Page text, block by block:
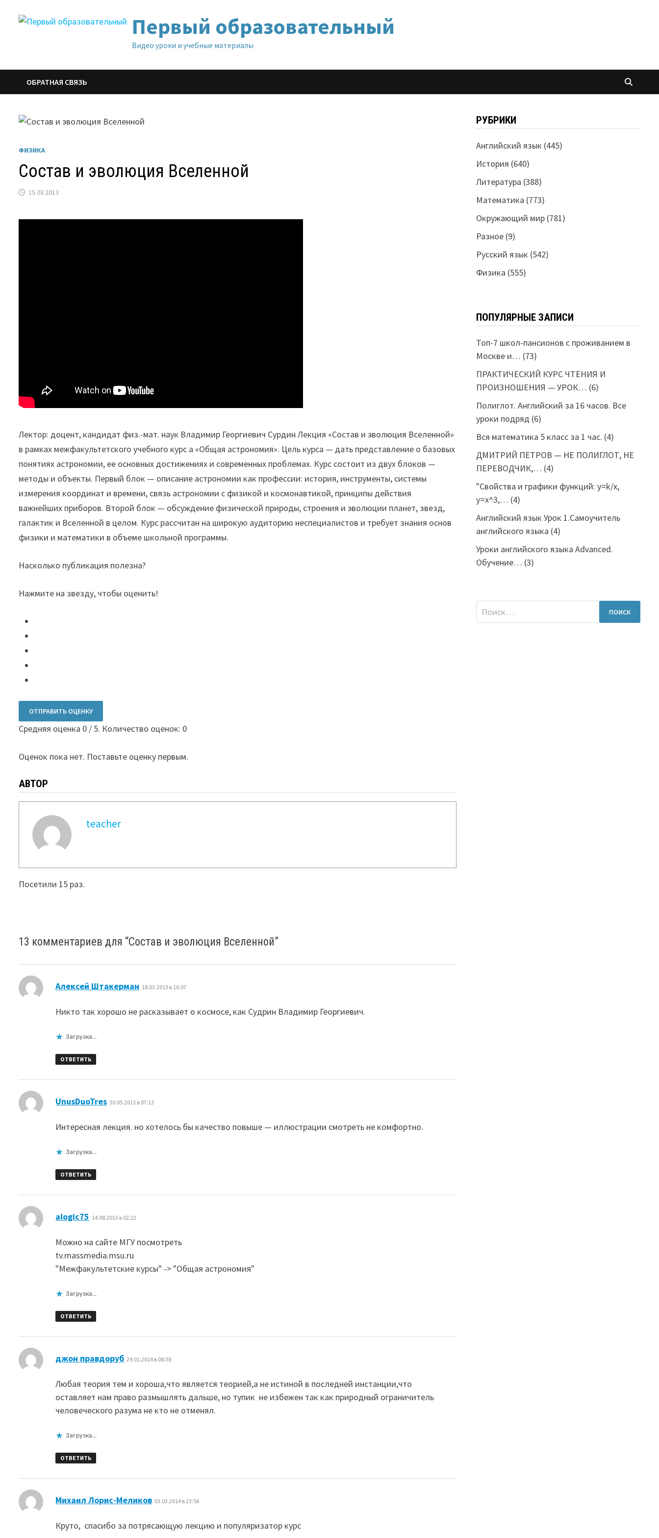
Первый образовательный
Видео уроки и учебные материалы
ОБРАТНАЯ СВЯЗЬ
ФИЗИКА
Состав и эволюция Вселенной
15.03.2013
Лектор: доцент, кандидат физ.-мат. наук Владимир Георгиевич Сурдин Лекция «Состав и эволюция Вселенной»
в рамках межфакультетского учебного курс а «Общая астрономия». Цель курса — дать представление о базовых
понятиях астрономии, ее основных достижениях и современных проблемах. Курс состоит из двух блоков —
методы и объекты. Первый блок — описание астрономии как профессии: история, инструменты, системы
измерения координат и времени, связь астрономии с физикой и космонавтикой, принципы действия
важнейших приборов. Второй блок — обсуждение физической природы, строения и эволюции планет, звезд,
галактик и Вселенной в целом. Курс рассчитан на широкую аудиторию неспециалистов и требует знания основ
физики и математики в объеме школьной программы.
Насколько публикация полезна?
Нажмите на звезду, чтобы оценить!
ОТПРАВИТЬ ОЦЕНКУ
Средняя оценка 0 / 5. Количество оценок: 0
Оценок пока нет. Поставьте оценку первым.
АВТОР
teacher
Посетили 15 раз.
13 комментариев для “Состав и эволюция Вселенной”
Алексей Штакерман 18.03.2013 в 16:07
Никто так хорошо не расказывает о космосе, как Судрин Владимир Георгиевич.
Загрузка...
ОТВЕТИТЬ
UnusDuoTres 30.05.2013 в 07:13
Интересная лекция. но хотелось бы качество повыше — иллюстрации смотреть не комфортно.
Загрузка...
ОТВЕТИТЬ
alogic75 14.08.2013 в 02:22
Можно на сайте МГУ посмотреть
tv.massmedia.msu.ru
"Межфакультетские курсы" -> "Общая астрономия"
Загрузка...
ОТВЕТИТЬ
джон правдоруб 29.01.2014 в 08:38
Любая теория тем и хороша,что является теорией,а не истиной в последней инстанции,что
оставляет нам право размышлять дальше, но тупик не избежен так как природный ограничитель
человеческого разума не кто не отменял.
Загрузка...
ОТВЕТИТЬ
Михаил Лорис-Меликов 03.03.2014 в 23:56
Круто, спасибо за потрясающую лекцию и популяризатор курс
РУБРИКИ
Английский язык (445)
История (640)
Литература (388)
Математика (773)
Окружающий мир(781)
Разное(9)
Русский язык (542)
Физика (555)
ПОПУЛЯРНЫЕ ЗАПИСИ
Топ-7 школ-пансионов с проживанием в
Москве и… (73)
ПРАКТИЧЕСКИЙ КУРС ЧТЕНИЯ И
ПРОИЗНОШЕНИЯ — УРОК… (6)
Полиглот. Английский за 16 часов. Все
уроки подряд (6)
Вся математика 5 класс за 1 час. (4)
ДМИТРИЙ ПЕТРОВ — НЕ ПОЛИГЛОТ, НЕ
ПЕРЕВОДЧИК,… (4)
"Свойства и графики функций: y=k/x,
y=x^3,… (4)
Английский язык Урок 1.Самоучитель
английского языка (4)
Уроки английского языка Advanced.
Обучение… (3)
Найти: